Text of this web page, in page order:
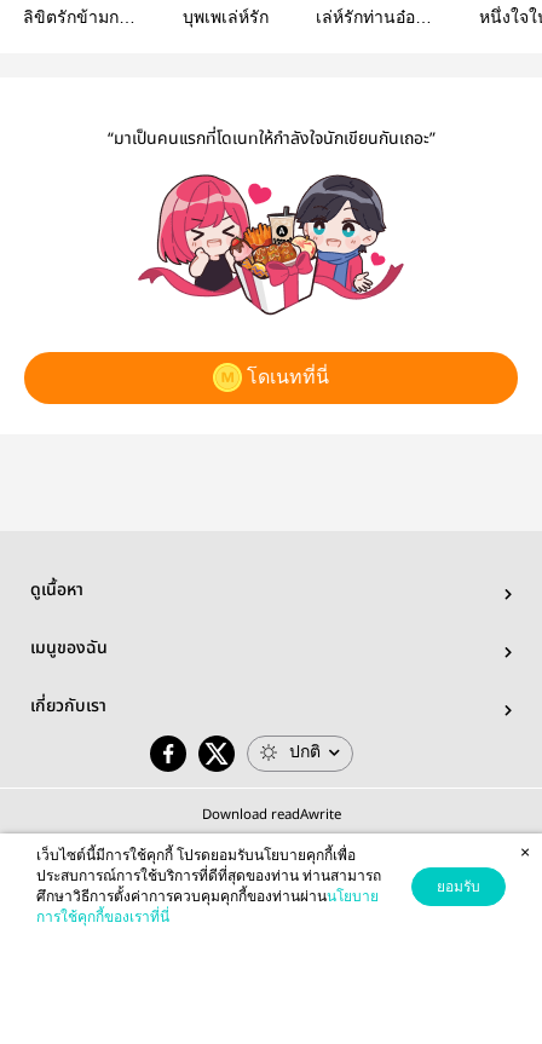
ลิขิตรักข้ามกาล
บุพเพเล่ห์รัก
เล่ห์รักท่านอ๋อง
หนึ่งใจ
“มาเป็นคนแรกที่โดเนทให้กำลังใจนักเขียนกันเถอะ”
โดเนทที่นี่
ดูเนื้อหา
เมนูของฉัน
เกี่ยวกับเรา
ปกติ
Download readAwrite
© 2026 readAwrite.com by MEB Corporation Public Company Limited
This site is protected by reCAPTCHA and the Google
เว็บไซต์นี้มีการใช้คุกกี้ โปรดยอมรับนโยบายคุกกี้เพื่อ
ประสบการณ์การใช้บริการที่ดีที่สุดของท่าน ท่านสามารถ
ศึกษาวิธีการตั้งค่าการควบคุมคุกกี้ของท่านผ่านนโยบาย
การใช้คุกกี้ของเราที่นี่
ยอมรับ
×